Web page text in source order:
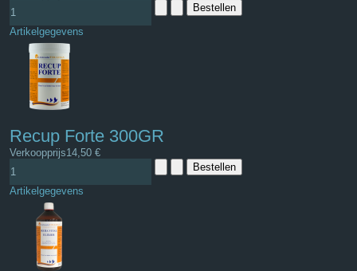
Artikelgegevens
Recup Forte 300GR
Verkoopprijs14,50 €
Artikelgegevens